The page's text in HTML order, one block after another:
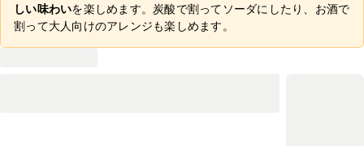
しい味わいを楽しめます。炭酸で割ってソーダにしたり、お酒で
割って大人向けのアレンジも楽しめます。